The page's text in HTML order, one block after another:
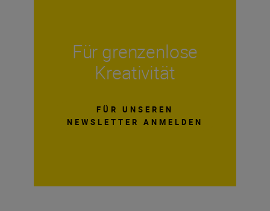
Für grenzenlose
Kreativität
FÜR UNSEREN
NEWSLETTER ANMELDEN